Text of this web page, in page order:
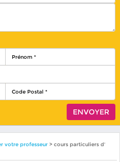
votre professeur> cours particuliers d'